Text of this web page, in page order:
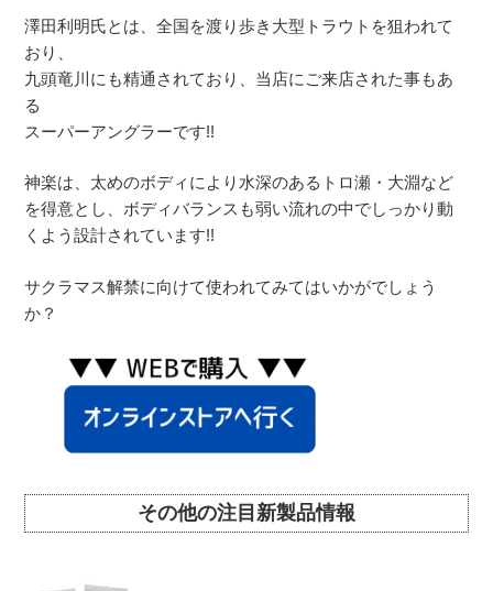
澤田利明氏とは、全国を渡り歩き大型トラウトを狙われて
おり、
九頭竜川にも精通されており、当店にご来店された事もあ
る
スーパーアングラーです!!
神楽は、太めのボディにより水深のあるトロ瀬・大淵など
を得意とし、ボディバランスも弱い流れの中でしっかり動
くよう設計されています!!
サクラマス解禁に向けて使われてみてはいかがでしょう
か？
その他の注目新製品情報